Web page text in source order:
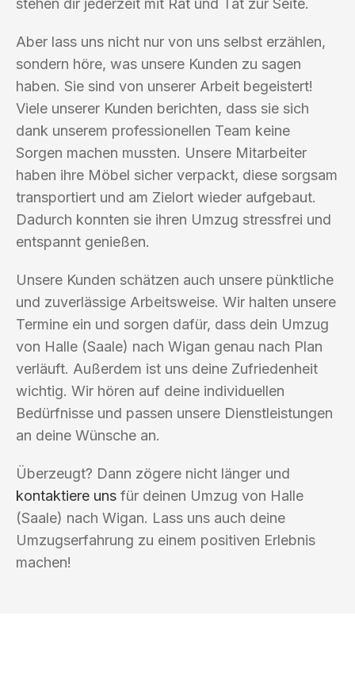
stehen dir jederzeit mit Rat und Tat zur Seite.
Aber lass uns nicht nur von uns selbst erzählen,
sondern höre, was unsere Kunden zu sagen
haben. Sie sind von unserer Arbeit begeistert!
Viele unserer Kunden berichten, dass sie sich
dank unserem professionellen Team keine
Sorgen machen mussten. Unsere Mitarbeiter
haben ihre Möbel sicher verpackt, diese sorgsam
transportiert und am Zielort wieder aufgebaut.
Dadurch konnten sie ihren Umzug stressfrei und
entspannt genießen.
Unsere Kunden schätzen auch unsere pünktliche
und zuverlässige Arbeitsweise. Wir halten unsere
Termine ein und sorgen dafür, dass dein Umzug
von Halle (Saale) nach Wigan genau nach Plan
verläuft. Außerdem ist uns deine Zufriedenheit
wichtig. Wir hören auf deine individuellen
Bedürfnisse und passen unsere Dienstleistungen
an deine Wünsche an.
Überzeugt? Dann zögere nicht länger und
kontaktiere uns für deinen Umzug von Halle
(Saale) nach Wigan. Lass uns auch deine
Umzugserfahrung zu einem positiven Erlebnis
machen!